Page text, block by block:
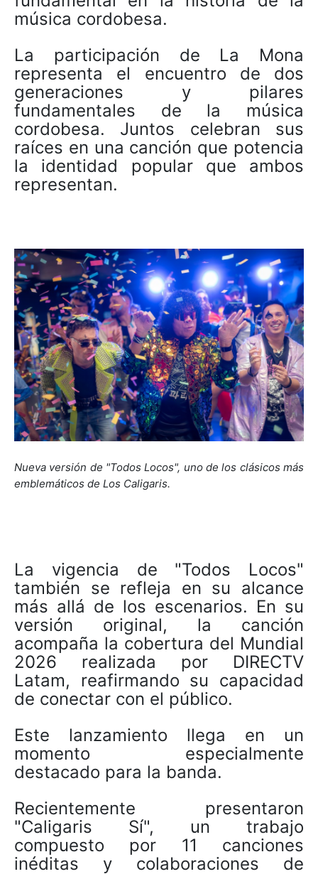
música cordobesa.
La participación de La Mona
representa el encuentro de dos
generaciones y pilares
fundamentales de la música
cordobesa. Juntos celebran sus
raíces en una canción que potencia
la identidad popular que ambos
representan.
Nueva versión de "Todos Locos", uno de los clásicos más
emblemáticos de Los Caligaris.
La vigencia de "Todos Locos"
también se refleja en su alcance
más allá de los escenarios. En su
versión original, la canción
acompaña la cobertura del Mundial
2026 realizada por DIRECTV
Latam, reafirmando su capacidad
de conectar con el público.
Este lanzamiento llega en un
momento especialmente
destacado para la banda.
Recientemente presentaron
"Caligaris Sí", un trabajo
compuesto por 11 canciones
inéditas y colaboraciones de